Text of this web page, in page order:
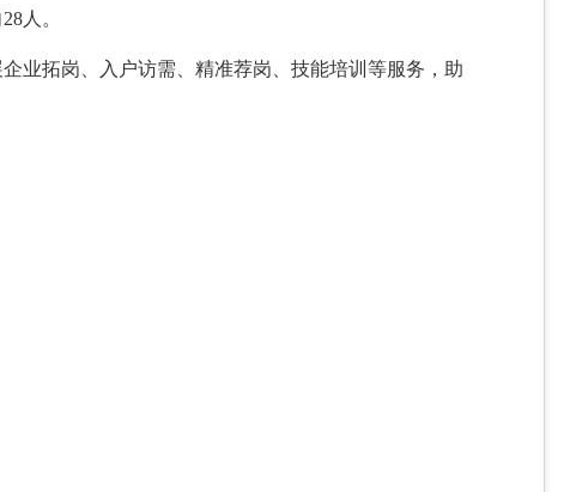
人。
业拓岗、入户访需、精准荐岗、技能培训等服务，助